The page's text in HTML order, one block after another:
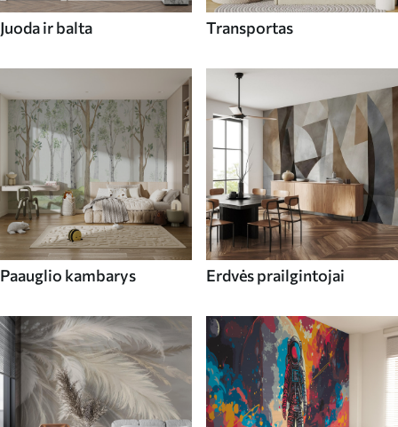
Juoda ir balta Transportas
Paauglio kambarys Erdvės prailgintojai